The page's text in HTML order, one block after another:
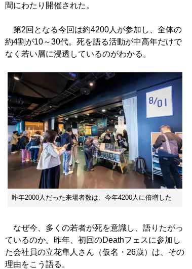
間にわたり開催された。
第2回となる今回は約4200人が参加し、全体の
約4割が10～30代。死を語る活動が中高年だけで
なく若い層に浸透しているのがわかる。
昨年2000人だった来場者数は、今年4200人に倍増した
なぜ今、多くの若者が死を意識し、語りたがっ
ているのか。昨年、初回のDeathフェスに参加し
た会社員の立花隼人さん（仮名・26歳）は、その
理由をこう語る。